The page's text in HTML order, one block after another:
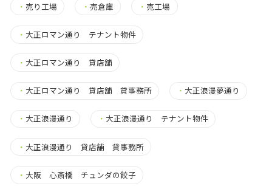
・ 売り工場 ・ 売倉庫 ・ 売工場
・ 大正ロマン通り テナント物件
・ 大正ロマン通り 貸店舗
・ 大正ロマン通り 貸店舗 貸事務所 ・ 大正浪漫夢通り
・ 大正浪漫通り ・ 大正浪漫通り テナント物件
・ 大正浪漫通り 貸店舗 貸事務所
・ 大阪 心斎橋 チュンダの餃子